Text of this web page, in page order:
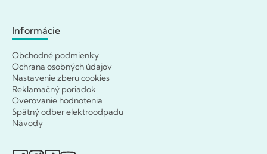
Informácie
Obchodné podmienky
Ochrana osobných údajov
Nastavenie zberu cookies
Reklamačný poriadok
Overovanie hodnotenia
Spätný odber elektroodpadu
Návody